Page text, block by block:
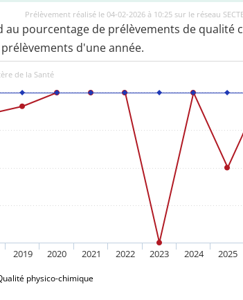
Prélèvement réalisé le 04-02-2026 à 10:25 sur le réseau
au pourcentage de prélèvements de qualité
d'une année.
de la Santé
physico-chimique
2019 2020 2021 2022 2023 2024 2025